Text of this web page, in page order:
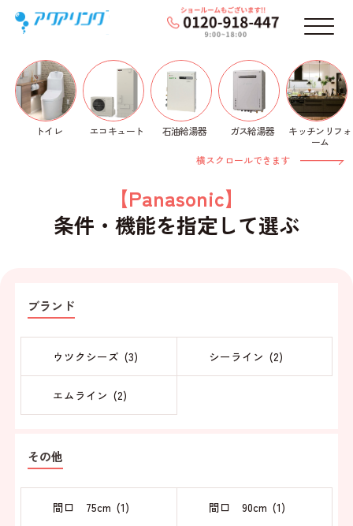
メニ
トイレ エコキュート 石油給湯器 ガス給湯器
キッチンリフォ
ーム
横スクロールできます
ホーム > 洗面化粧台> Panasonic一覧
【Panasonic】
条件・機能を指定して選ぶ
ブランド
ウツクシーズ (3) シーライン (2)
エムライン (2)
その他
間口 75cm (1) 間口 90cm (1)